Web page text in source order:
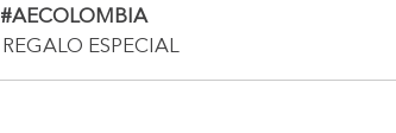
#AECOLOMBIA
ESPECIAL